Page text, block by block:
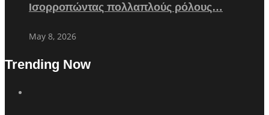
Ισορροπώντας πολλαπλούς ρόλους…
May 8, 2026
Trending Now